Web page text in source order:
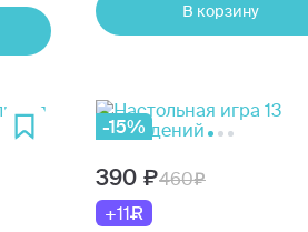
В корзину
-15%
390
460
+11